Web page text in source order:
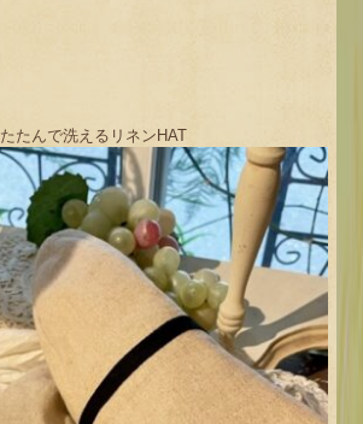
たたんで洗えるリネンHAT